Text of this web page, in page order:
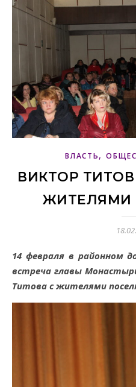
ВЛАСТЬ,
ВИКТОР
ЖИТЕЛЯМИ
14 февраля в районном доме культуры состоялась
встреча главы
Титова с жителями